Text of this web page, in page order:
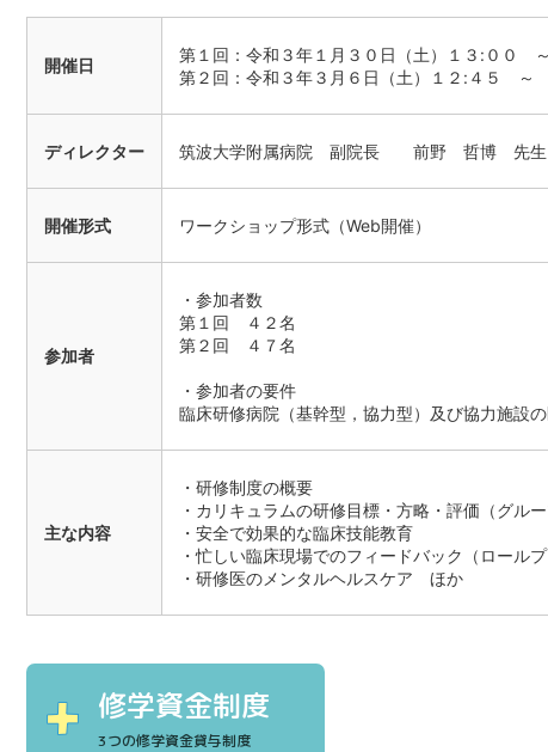
開催日
第１回：令和３年１月３０日（土）１３:００
第２回：令和３年３月６日（土）１２:４５ ～
ディレクター 筑波大学附属病院 副院長 前野 哲博 先生
開催形式 ワークショップ形式（Web開催）
参加者
・参加者数
第１回 ４２名
第２回 ４７名
・参加者の要件
臨床研修病院（基幹型，協力型）及び協力施設
主な内容
・研修制度の概要
・カリキュラムの研修目標・方略・評価（グルー
・安全で効果的な臨床技能教育
・忙しい臨床現場でのフィードバック（ロールプ
・研修医のメンタルヘルスケア ほか
修学資金制度
3つの修学資金貸与制度